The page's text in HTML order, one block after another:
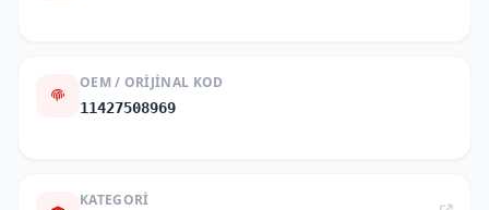
OEM / ORIJINAL KOD
11427508969
KATEGORI